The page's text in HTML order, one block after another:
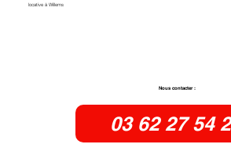
Nous contacter :
03 62 27 54
locative à Willems